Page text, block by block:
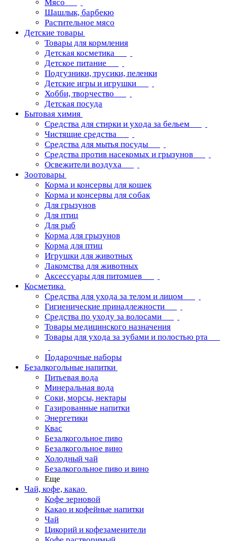
Мясо
Шашлык, барбекю
Растительное мясо
Детские товары
Товары для кормления
Детская косметика
Детское питание
Подгузники, трусики, пеленки
Детские игры и игрушки
Хобби, творчество
Детская посуда
Бытовая химия
Средства для стирки и ухода за бельем
Чистящие средства
Средства для мытья посуды
Средства против насекомых и грызунов
Освежители воздуха
Зоотовары
Корма и консервы для кошек
Корма и консервы для собак
Для грызунов
Для птиц
Для рыб
Корма для грызунов
Корма для птиц
Игрушки для животных
Лакомства для животных
Аксессуары для питомцев
Косметика
Средства для ухода за телом и лицом
Гигиенические принадлежности
Средства по уходу за волосами
Товары медицинского назначения
Товары для ухода за зубами и полостью рта
Подарочные наборы
Безалкогольные напитки
Питьевая вода
Минеральная вода
Соки, морсы, нектары
Газированные напитки
Энергетики
Квас
Безалкогольное пиво
Безалкогольное вино
Холодный чай
Безалкогольное пиво и вино
Еще
Чай, кофе, какао
Кофе зерновой
Какао и кофейные напитки
Чай
Цикорий и кофезаменители